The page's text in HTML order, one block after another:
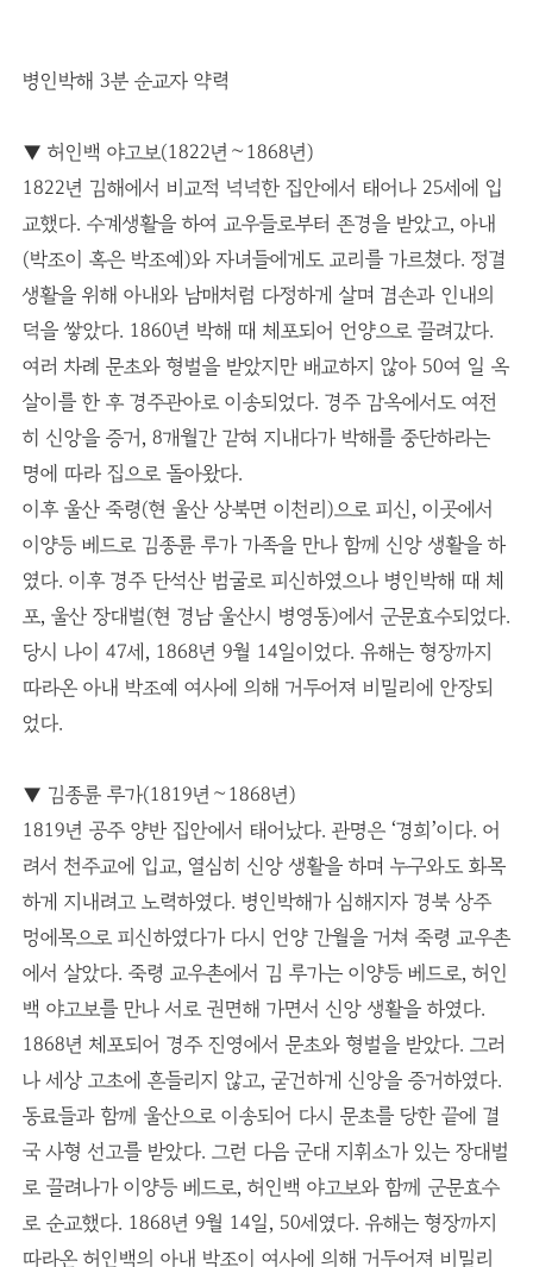
병인박해 3분 순교자 약력
▼ 허인백 야고보(1822년∼1868년)
1822년 김해에서 비교적 넉넉한 집안에서 태어나 25세에 입
교했다. 수계생활을 하여 교우들로부터 존경을 받았고, 아내
(박조이 혹은 박조예)와 자녀들에게도 교리를 가르쳤다. 정결
생활을 위해 아내와 남매처럼 다정하게 살며 겸손과 인내의
덕을 쌓았다. 1860년 박해 때 체포되어 언양으로 끌려갔다.
여러 차례 문초와 형벌을 받았지만 배교하지 않아 50여 일 옥
살이를 한 후 경주관아로 이송되었다. 경주 감옥에서도 여전
히 신앙을 증거, 8개월간 갇혀 지내다가 박해를 중단하라는
명에 따라 집으로 돌아왔다.
이후 울산 죽령(현 울산 상북면 이천리)으로 피신, 이곳에서
이양등 베드로 김종륜 루가 가족을 만나 함께 신앙 생활을 하
였다. 이후 경주 단석산 범굴로 피신하였으나 병인박해 때 체
포, 울산 장대벌(현 경남 울산시 병영동)에서 군문효수되었다.
당시 나이 47세, 1868년 9월 14일이었다. 유해는 형장까지
따라온 아내 박조예 여사에 의해 거두어져 비밀리에 안장되
었다.
▼ 김종륜 루가(1819년∼1868년)
1819년 공주 양반 집안에서 태어났다. 관명은 ‘경희’이다. 어
려서 천주교에 입교, 열심히 신앙 생활을 하며 누구와도 화목
하게 지내려고 노력하였다. 병인박해가 심해지자 경북 상주
멍에목으로 피신하였다가 다시 언양 간월을 거쳐 죽령 교우촌
에서 살았다. 죽령 교우촌에서 김 루가는 이양등 베드로, 허인
백 야고보를 만나 서로 권면해 가면서 신앙 생활을 하였다.
1868년 체포되어 경주 진영에서 문초와 형벌을 받았다. 그러
나 세상 고초에 흔들리지 않고, 굳건하게 신앙을 증거하였다.
동료들과 함께 울산으로 이송되어 다시 문초를 당한 끝에 결
국 사형 선고를 받았다. 그런 다음 군대 지휘소가 있는 장대벌
로 끌려나가 이양등 베드로, 허인백 야고보와 함께 군문효수
로 순교했다. 1868년 9월 14일, 50세였다. 유해는 형장까지
따라온 허인백의 아내 박조이 여사에 의해 거두어져 비밀리